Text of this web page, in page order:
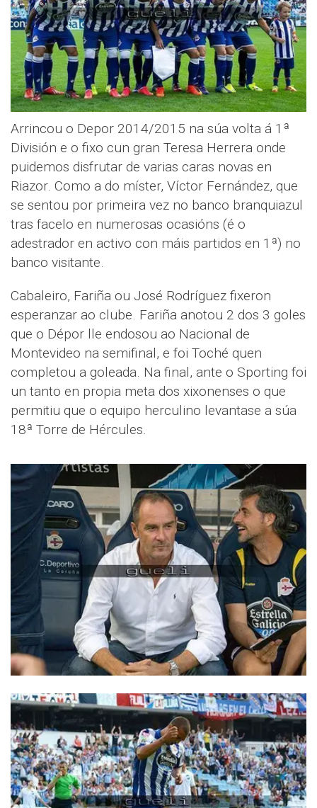
Arrincou o Depor 2014/2015 na súa volta á 1ª
División e o fixo cun gran Teresa Herrera onde
puidemos disfrutar de varias caras novas en
Riazor. Como a do míster, Víctor Fernández, que
se sentou por primeira vez no banco branquiazul
tras facelo en numerosas ocasións (é o
adestrador en activo con máis partidos en 1ª) no
banco visitante.
Cabaleiro, Fariña ou José Rodríguez fixeron
esperanzar ao clube. Fariña anotou 2 dos 3 goles
que o Dépor lle endosou ao Nacional de
Montevideo na semifinal, e foi Toché quen
completou a goleada. Na final, ante o Sporting foi
un tanto en propia meta dos xixonenses o que
permitiu que o equipo herculino levantase a súa
18ª Torre de Hércules.